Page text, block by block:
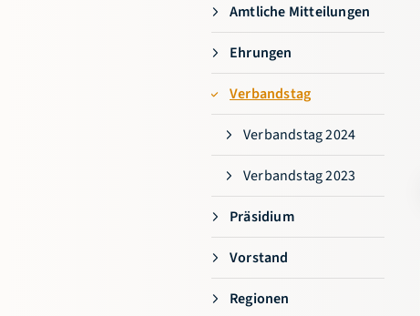
Amtliche Mitteilungen
Ehrungen
Verbandstag
Verbandstag 2024
Verbandstag 2023
Präsidium
Vorstand
Regionen
Geschäftsstelle
Niedersächsischer
Basketballverband e.V.
Göttinger Chaussee 115
30459 Hannover
0511 449853-11
info@nbv-
basketball.de